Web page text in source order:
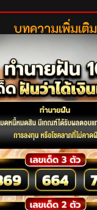
บทความเพิ่มเติม